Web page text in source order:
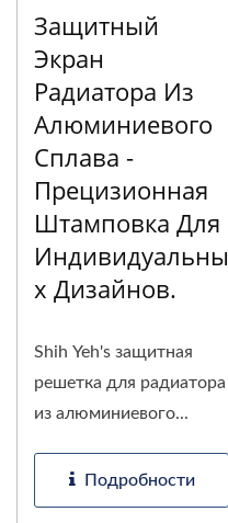
Защитный
Экран
Радиатора Из
Алюминиевого
Сплава -
Прецизионная
Штамповка Для
Индивидуальны
Х Дизайнов.
Shih Yeh's защитная
решетка для радиатора
из алюминиевого...
Подробности